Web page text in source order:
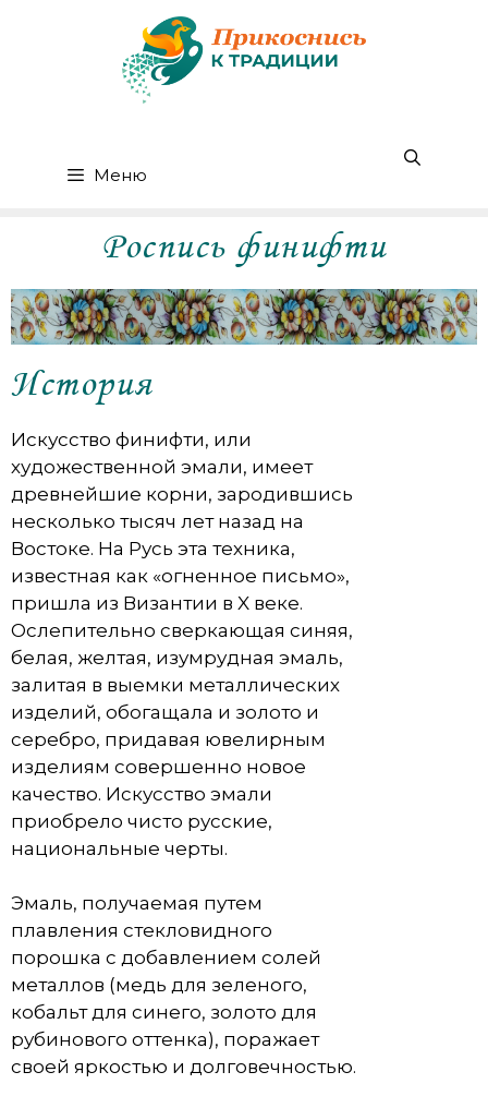
Меню
Роспись финифти
История
Искусство финифти, или
художественной эмали, имеет
древнейшие корни, зародившись
несколько тысяч лет назад на
Востоке. На Русь эта техника,
известная как «огненное письмо»,
пришла из Византии в X веке.
Ослепительно сверкающая синяя,
белая, желтая, изумрудная эмаль,
залитая в выемки металлических
изделий, обогащала и золото и
серебро, придавая ювелирным
изделиям совершенно новое
качество. Искусство эмали
приобрело чисто русские,
национальные черты.
Эмаль, получаемая путем
плавления стекловидного
порошка с добавлением солей
металлов (медь для зеленого,
кобальт для синего, золото для
рубинового оттенка), поражает
своей яркостью и долговечностью.